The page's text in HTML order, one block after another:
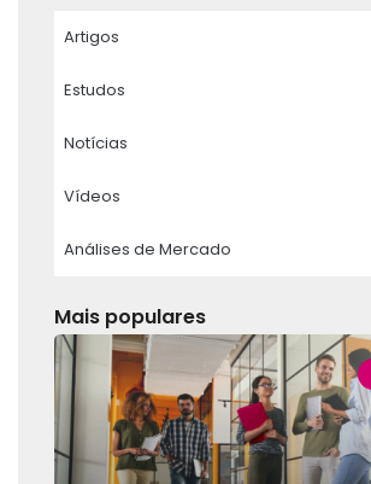
Artigos
Estudos
Notícias
Vídeos
Análises de Mercado
Mais populares